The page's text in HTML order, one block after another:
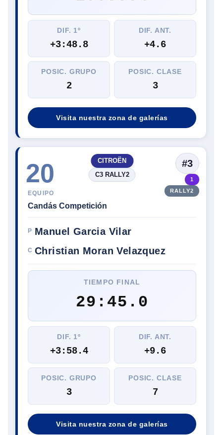
DIF. 1º
+3:48.8
DIF. ANT.
+4.6
POSIC. GRUPO
2
POSIC. CLASE
3
Visita nuestra zona de galerías
20 #3
1
RALLY2
EQUIPO
Candás Competición
CITROËN
C3 RALLY2
P Manuel Garcia Vilar
C Christian Moran Velazquez
TIEMPO FINAL
29:45.0
DIF. 1º
+3:58.4
DIF. ANT.
+9.6
POSIC. GRUPO
3
POSIC. CLASE
7
Visita nuestra zona de galerías